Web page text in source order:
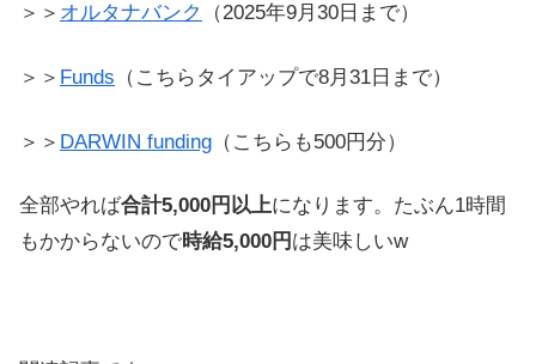
＞＞ オルタナバンク （2025年9月30日まで）
＞＞ Funds （こちらタイアップで8月31日まで）
＞＞ DARWIN funding （こちらも500円分）
全部やれば合計5,000円以上になります。たぶん1時間
もかからないので時給5,000円 は美味しいw